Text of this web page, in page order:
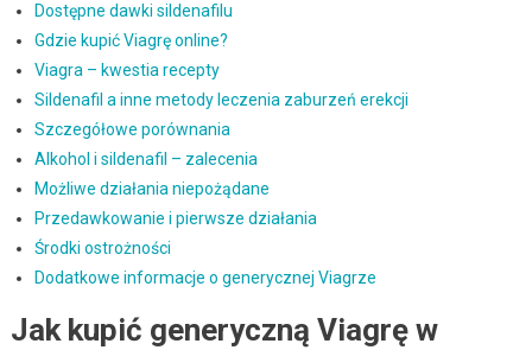
Dostępne dawki sildenafilu
Gdzie kupić Viagrę online?
Viagra – kwestia recepty
Sildenafil a inne metody leczenia zaburzeń erekcji
Szczegółowe porównania
Alkohol i sildenafil – zalecenia
Możliwe działania niepożądane
Przedawkowanie i pierwsze działania
Środki ostrożności
Dodatkowe informacje o generycznej Viagrze
Jak kupić generyczną Viagrę w